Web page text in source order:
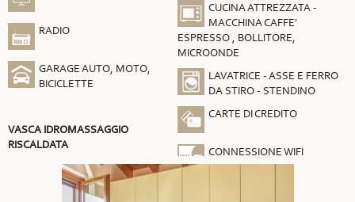
RADIO
GARAGE AUTO, MOTO,
BICICLETTE
VASCA IDROMASSAGGIO
RISCALDATA
CUCINA ATTREZZATA -
MACCHINA CAFFE'
ESPRESSO , BOLLITORE,
MICROONDE
LAVATRICE - ASSE E FERRO
DA STIRO - STENDINO
CARTE DI CREDITO
CONNESSIONE WIFI
GRATUITA